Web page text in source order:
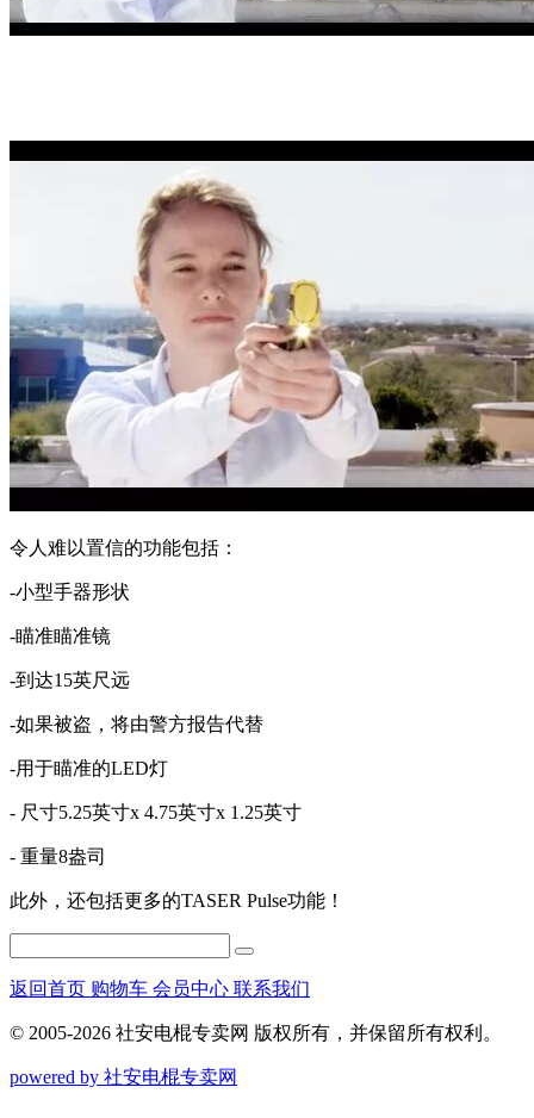
令人难以置信的功能包括：
-小型手器形状
-瞄准瞄准镜
-到达15英尺远
-如果被盗，将由警方报告代替
-用于瞄准的LED灯
- 尺寸5.25英寸x 4.75英寸x 1.25英寸
- 重量8盎司
此外，还包括更多的TASER Pulse功能！
返回首页 购物车 会员中心 联系我们
© 2005-2026 社安电棍专卖网 版权所有，并保留所有权利。
powered by 社安电棍专卖网